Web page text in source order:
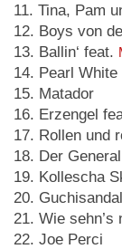
11. Tina, Pam
12. Boys von
13. Ballin‘ feat.
14. Pearl
15. Matador
16. Erzengel
17. Rollen und
18. Der General
19. Kollescha
20.
21. Wie
22. Joe Perci